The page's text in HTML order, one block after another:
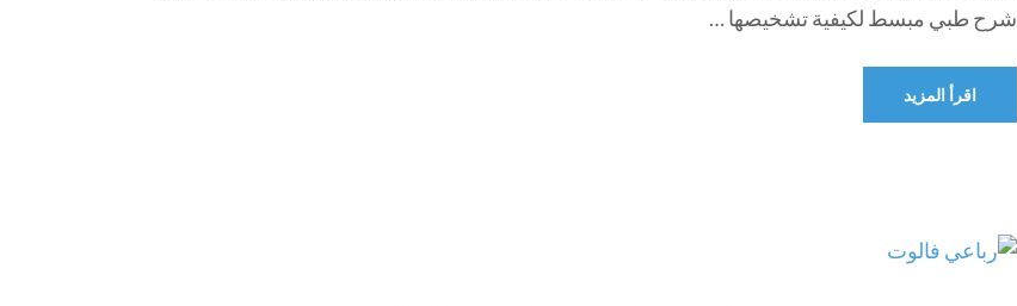
شرح طبي مبسط لكيفية تشخيصها …
اقرأ المزيد